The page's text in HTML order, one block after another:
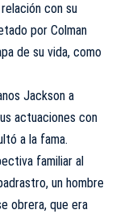
con su
por Colman
de su vida, como
Jackson a
actuaciones con
a la fama.
familiar al
un hombre
obrera, que era